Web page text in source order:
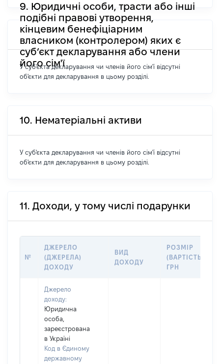
9. Юридичні особи, трасти або інші
подібні правові утворення,
кінцевим бенефіціарним
власником (контролером) яких є
суб’єкт декларування або члени
його сім'ї
У суб'єкта декларування чи членів його сім'ї відсутні
об'єкти для декларування в цьому розділі.
10. Нематеріальні активи
У суб'єкта декларування чи членів його сім'ї відсутні
об'єкти для декларування в цьому розділі.
11. Доходи, у тому числі подарунки
№
ДЖЕРЕЛО
(ДЖЕРЕЛА)
ДОХОДУ
ВИД
ДОХОДУ
РОЗМІР
(ВАРТІСТЬ),
ГРН
Джерело
доходу:
Юридична
особа,
зареєстрована
в Україні
Код в Єдиному
державному